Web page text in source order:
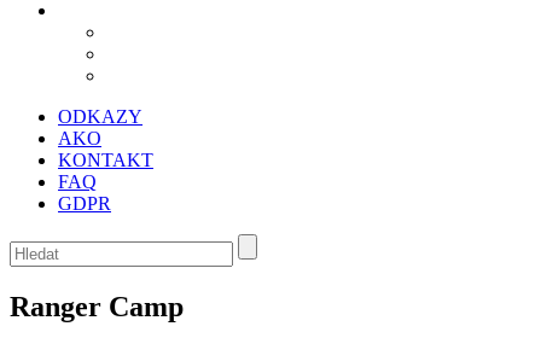
ODKAZY
AKO
KONTAKT
FAQ
GDPR
Ranger Camp